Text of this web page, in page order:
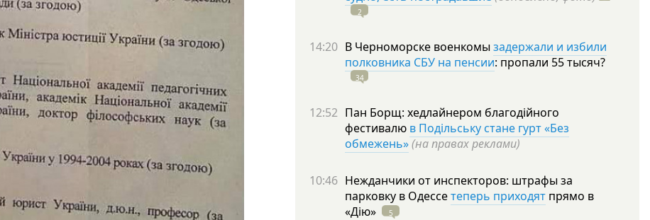
2
14:20 В Черноморске военкомы задержали и избили
полковника СБУ на пенсии: пропали 55тысяч?
34
12:52 Пан Борщ: хедлайнером благодійного
фестивалю в Подільську стане гурт «Без
обмежень»(на правах реклами)
10:46 Нежданчики от инспекторов: штрафы за
парковку в Одессетеперь приходят прямо в
«Дію»
5